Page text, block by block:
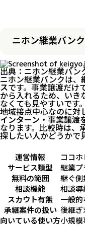
ニホン継業バンク
出典： ニホン継業バン
ニホン継業バンクは、
スです。事業譲渡だけ
から入れるため、いき
なくても見やすいです
地域接点中心なのに対
インターン・事業譲渡
なります。比較時は、
探したい人かどうかで
運営情報
ココ
サービス類型
継業
無料の範囲
継ぐ側
相談機能
相談導
スカウト有無
一般
承継案件の扱い 後継
向いている使い方小規